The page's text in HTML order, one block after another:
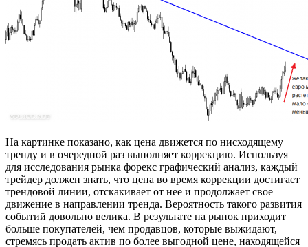
На картинке показано, как цена движется по нисходящему
тренду и в очередной раз выполняет коррекцию. Используя
для исследования рынка форекс графический анализ, каждый
трейдер должен знать, что цена во время коррекции достигает
трендовой линии, отскакивает от нее и продолжает свое
движение в направлении тренда. Вероятность такого развития
событий довольно велика. В результате на рынок приходит
больше покупателей, чем продавцов, которые выжидают,
стремясь продать актив по более выгодной цене, находящейся